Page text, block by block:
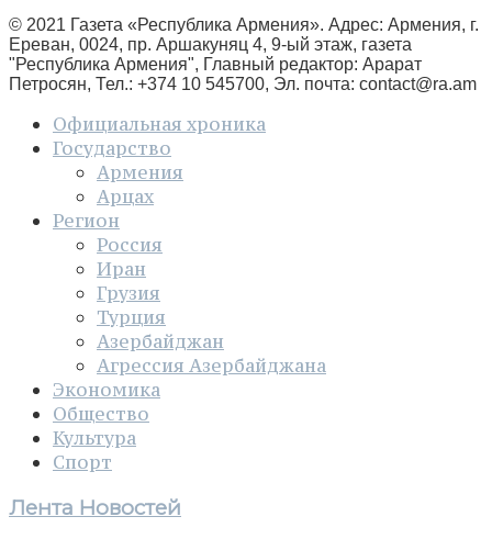
© 2021 Газета «Республика Армения». Адрес: Армения, г.
Ереван, 0024, пр. Аршакуняц 4, 9-ый этаж, газета
"Республика Армения", Главный редактор: Арарат
Петросян, Тел.: +374 10 545700, Эл. почта: contact@ra.am
Официальная хроника
Государство
Армения
Арцах
Регион
Россия
Иран
Грузия
Турция
Азербайджан
Агрессия Азербайджана
Экономика
Общество
Культура
Спорт
Лента Новостей